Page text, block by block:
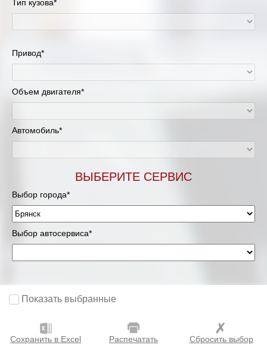
Тип кузова*
Привод*
Объем двигателя*
Автомобиль*
ВЫБЕРИТЕ СЕРВИС
Выбор города*
Выбор автосервиса*
Показать выбранные
Сохранить в Excel Распечатать Сбросить выбор